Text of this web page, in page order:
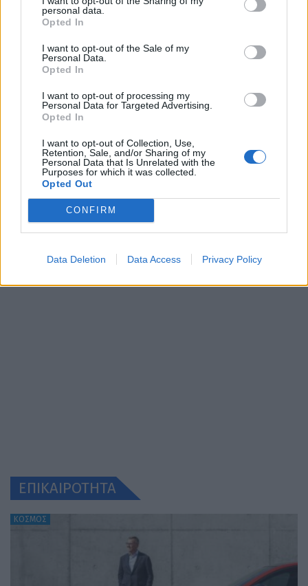
personal data.
Opted In
I want to opt-out of the Sale of my
Personal Data.
Opted In
I want to opt-out of processing my
Personal Data for Targeted Advertising.
Opted In
I want to opt-out of Collection, Use,
Retention, Sale, and/or Sharing of my
Personal Data that Is Unrelated with the
Purposes for which it was collected.
Opted Out
CONFIRM
Data Deletion Data Access Privacy Policy
Skoda: Ξεκίνησε η παραγωγή του
νέου Peaq – Δείτε Video από τη
γραμμή παραγωγής
WEB TV 6.8.2026
ΕΠΙΚΑΙΡΟΤΗΤΑ
ΚΟΣΜΟΣ